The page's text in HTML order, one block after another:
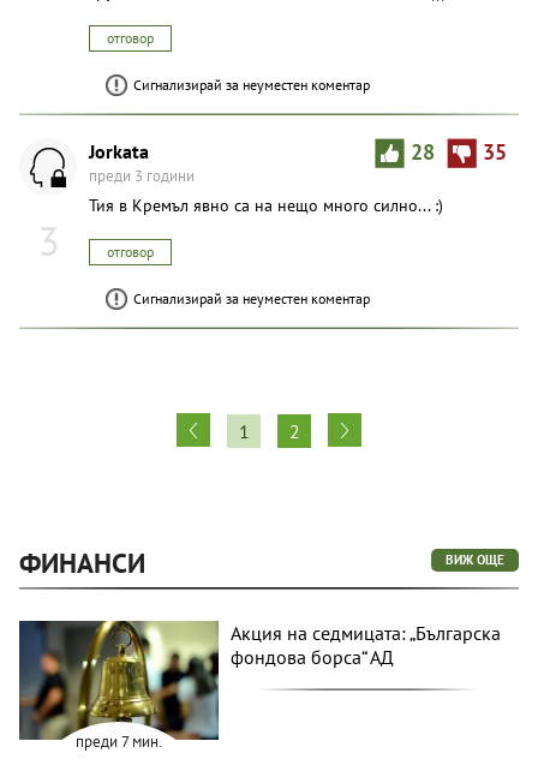
отговор
Сигнализирай за неуместен коментар
3
28 35
Jorkata
преди 3 години
Тия в Кремъл явно са на нещо много силно... :)
отговор
Сигнализирай за неуместен коментар
1 2
ФИНАНСИ ВИЖ ОЩЕ
преди 7 мин.
Акция на седмицата: „Българска
фондова борса“ АД